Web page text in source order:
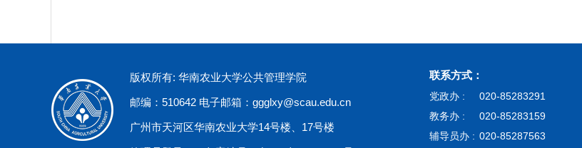
版权所有: 华南农业大学公共管理学院
邮编：510642 电子邮箱：ggglxy@scau.edu.cn
广州市天河区华南农业大学14号楼、17号楼
联系方式：
党政办 :
020-85283291
教务办 :
020-85283159
辅导员办 : 020-85287563